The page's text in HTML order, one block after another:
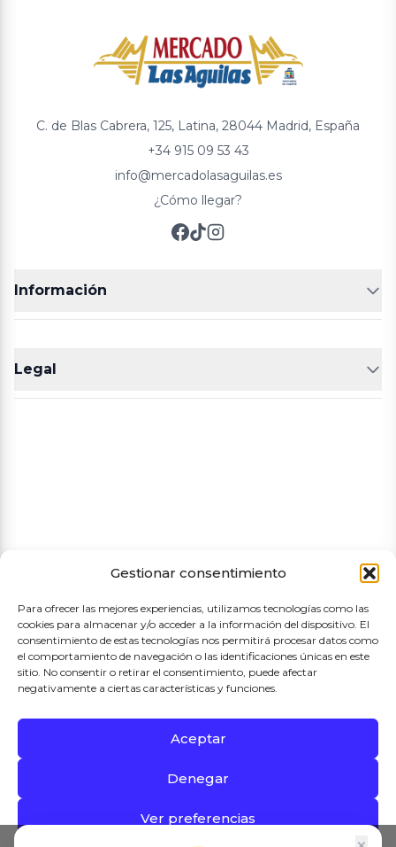
Gestionar consentimiento
Para ofrecer las mejores experiencias, utilizamos tecnologías como las
cookies para almacenar y/o acceder a la información del dispositivo. El
consentimiento de estas tecnologías nos permitirá procesar datos como
el comportamiento de navegación o las identificaciones únicas en este
sitio. No consentir o retirar el consentimiento, puede afectar
negativamente a ciertas características y funciones.
Aceptar
Denegar
Ver preferencias
C. de Blas Cabrera, 125, Latina, 28044 Madrid, España
+34 915 09 53 43
info@mercadolasaguilas.es
¿Cómo llegar?
Información
FRUTERÍAS
POLLERÍA
CHARCUTERIA
Legal
Aviso legal
Proyecto Subvencionado por el Ayuntamiento de Madrid